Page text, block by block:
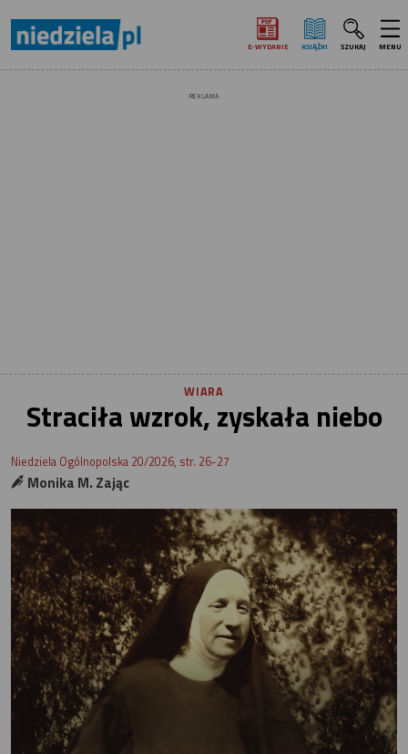
E‑WYDANIE KSIĄŻKI SZUKAJ MENU
REKLAMA
WIARA
Straciła wzrok, zyskała niebo
Niedziela Ogólnopolska 20/2026, str. 26-27
Monika M. Zając